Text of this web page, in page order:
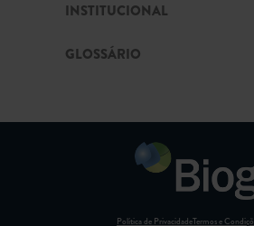
INSTITUCIONAL
GLOSSÁRIO
Política de PrivacidadeTermos e